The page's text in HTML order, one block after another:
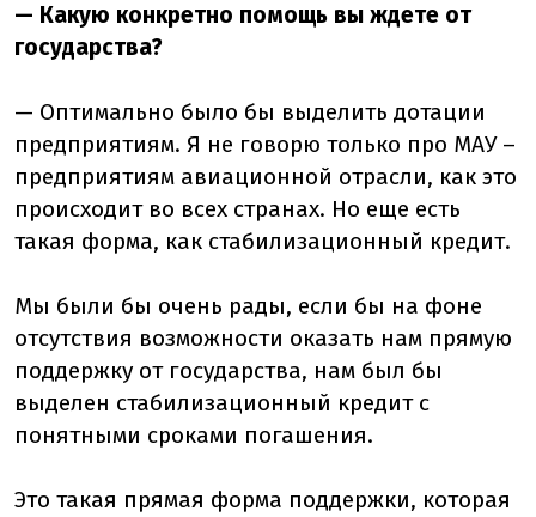
— Какую конкретно помощь вы ждете от
государства?
— Оптимально было бы выделить дотации
предприятиям. Я не говорю только про МАУ –
предприятиям авиационной отрасли, как это
происходит во всех странах. Но еще есть
такая форма, как стабилизационный кредит.
Мы были бы очень рады, если бы на фоне
отсутствия возможности оказать нам прямую
поддержку от государства, нам был бы
выделен стабилизационный кредит с
понятными сроками погашения.
Это такая прямая форма поддержки, которая